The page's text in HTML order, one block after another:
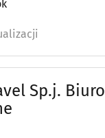
Sp.j. Biuro